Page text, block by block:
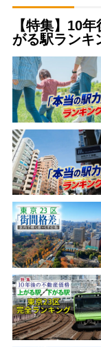
【特集】10
がる駅ランキ